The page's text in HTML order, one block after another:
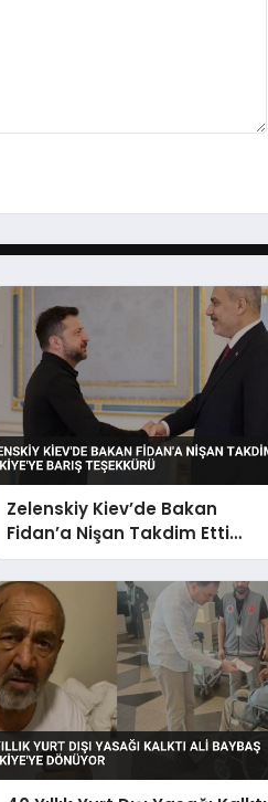
Zelenskiy Kiev’de Bakan
Fidan’a Nişan Takdim Etti
Türkiye’ye Barış Teşekkürü